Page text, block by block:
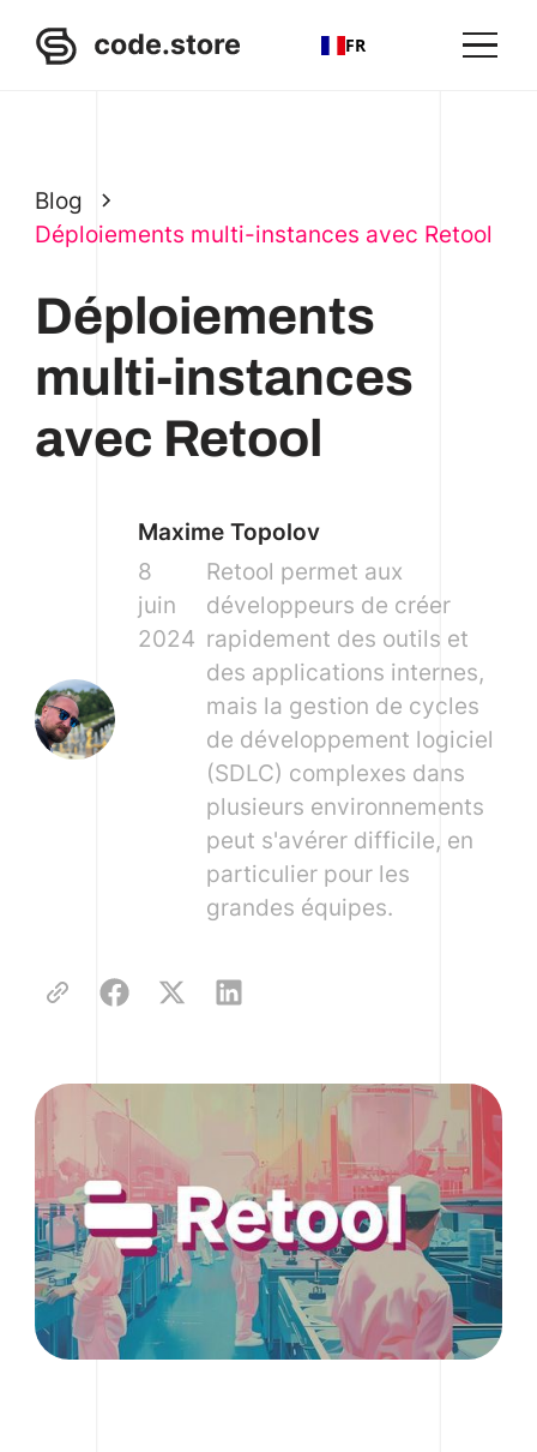
FR
Blog
Déploiements multi-instances avec Retool
Déploiements
multi-instances
avec Retool
Maxime Topolov
8
juin
2024
Retool permet aux
développeurs de créer
rapidement des outils et
des applications internes,
mais la gestion de cycles
de développement logiciel
(SDLC) complexes dans
plusieurs environnements
peut s'avérer difficile, en
particulier pour les
grandes équipes.